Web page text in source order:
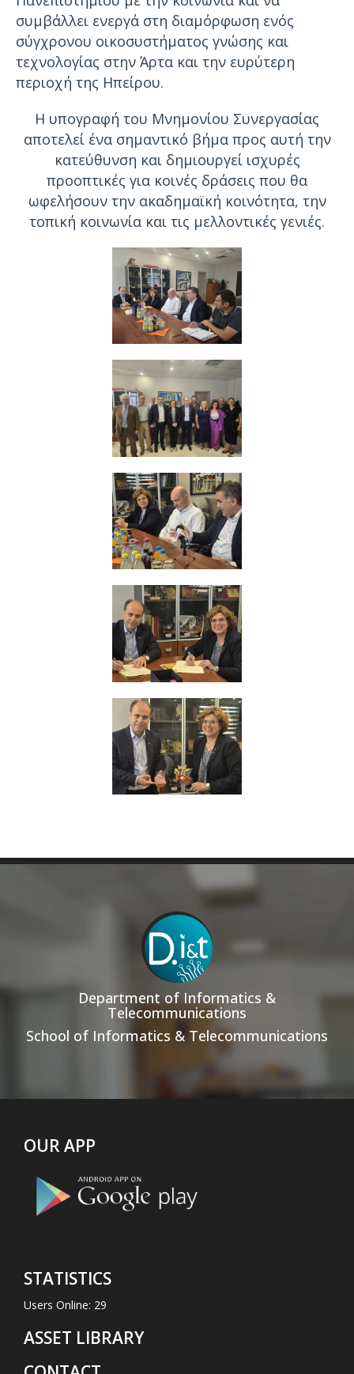
συμβάλλει ενεργά στη διαμόρφωση ενός
σύγχρονου οικοσυστήματος γνώσης και
τεχνολογίας στην Άρτα και την ευρύτερη
περιοχή της Ηπείρου.
Η υπογραφή του Μνημονίου Συνεργασίας
αποτελεί ένα σημαντικό βήμα προς αυτή την
κατεύθυνση και δημιουργεί ισχυρές
προοπτικές για κοινές δράσεις που θα
ωφελήσουν την ακαδημαϊκή κοινότητα, την
τοπική κοινωνία και τις μελλοντικές γενιές.
Department of Informatics &
Telecommunications
School of Informatics & Telecommunications
OUR APP
STATISTICS
Users Online: 29
ASSET LIBRARY